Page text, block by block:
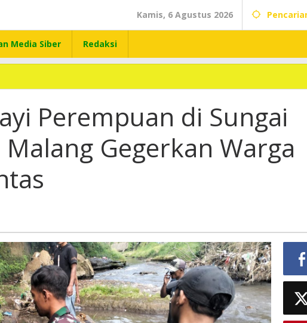
Kamis, 6 Agustus 2026
Media Siber Redaksi
Perempuan di Sungai
Gegerkan Warga